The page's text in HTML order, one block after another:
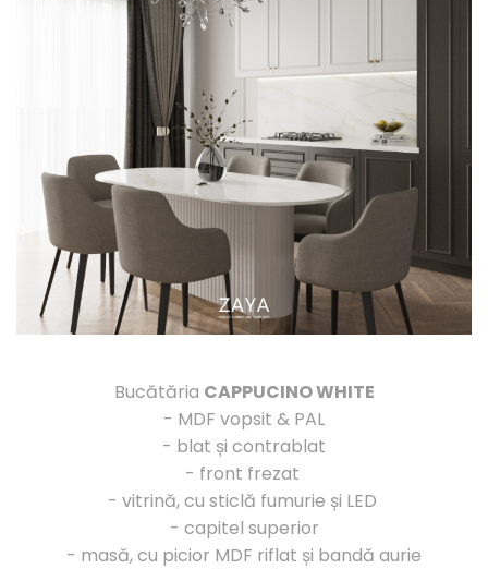
Bucătăria CAPPUCINO WHITE
- MDF vopsit & PAL
- blat și contrablat
- front frezat
- vitrină, cu sticlă fumurie și LED
- capitel superior
- masă, cu picior MDF riflat și bandă aurie